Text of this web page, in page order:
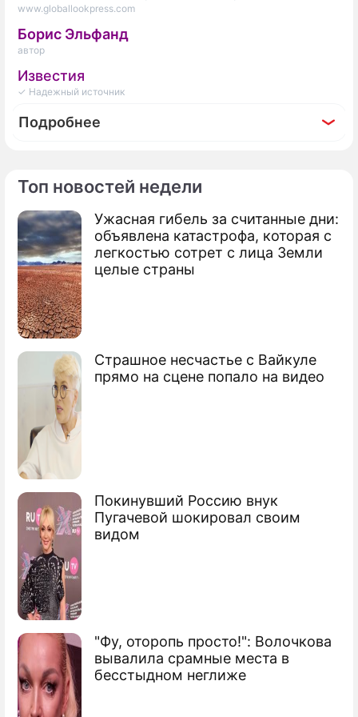
Топ новостей недели
Ужасная гибель за считанные дни:
объявлена катастрофа, которая с
легкостью сотрет с лица Земли
целые страны
Страшное несчастье с Вайкуле
прямо на сцене попало на видео
Покинувший Россию внук
Пугачевой шокировал своим
видом
"Фу, оторопь просто!": Волочкова
вывалила срамные места в
бесстыдном неглиже
www.globallookpress.com
Борис Эльфанд
автор
Известия
✓ Надежный источник
Подробнее
По теме
Россиян предупредили о росте
мошенничества на рынке
недвижимости
В Москве рухнул спрос на просторные
квартиры